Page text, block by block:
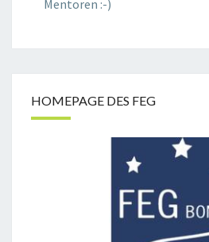
Mentoren :-)
HOMEPAGE DES FEG